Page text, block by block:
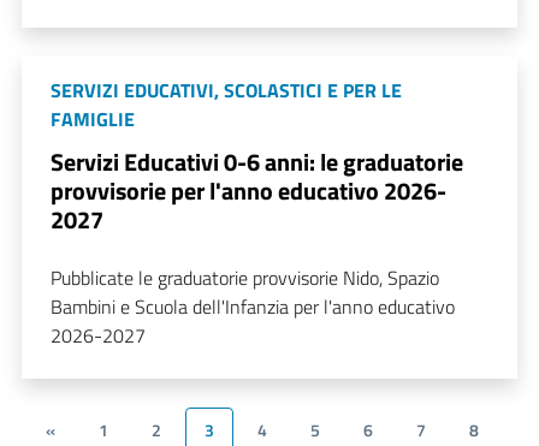
SERVIZI EDUCATIVI, SCOLASTICI E PER LE
FAMIGLIE
Servizi Educativi 0-6 anni: le graduatorie
provvisorie per l'anno educativo 2026-
2027
Pubblicate le graduatorie provvisorie Nido, Spazio
Bambini e Scuola dell'Infanzia per l'anno educativo
2026-2027
« 1 2 3 4 5 6 7
8